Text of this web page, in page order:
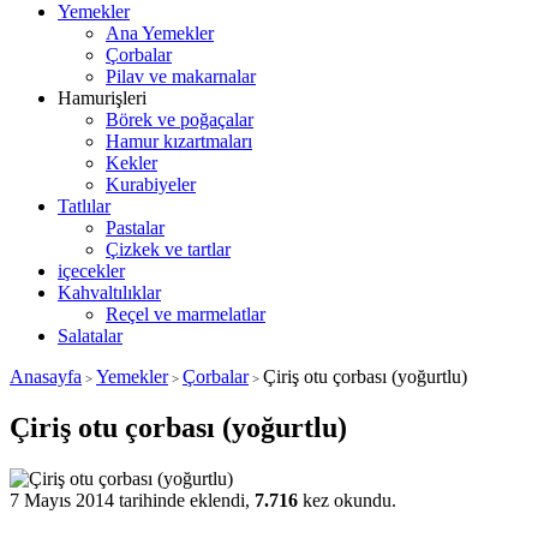
Yemekler
Ana Yemekler
Çorbalar
Pilav ve makarnalar
Hamurişleri
Börek ve poğaçalar
Hamur kızartmaları
Kekler
Kurabiyeler
Tatlılar
Pastalar
Çizkek ve tartlar
içecekler
Kahvaltılıklar
Reçel ve marmelatlar
Salatalar
Anasayfa > Yemekler> Çorbalar> Çiriş otu çorbası (yoğurtlu)
Çiriş otu çorbası (yoğurtlu)
7 Mayıs 2014 tarihinde eklendi, 7.716 kez okundu.